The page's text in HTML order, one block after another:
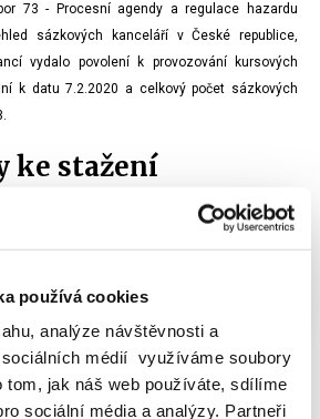
používá cookies
analýze návštěvnosti a
médií využíváme soubory
tom, jak náš web používáte, sdílíme
sociální média a analýzy. Partneři
73 - Procesní agendy a regulace hazardu
sázkových kanceláří v České republice,
vydalo povolení k provozování kursových
k datu 7.2.2020 a celkový počet sázkových
ke stažení